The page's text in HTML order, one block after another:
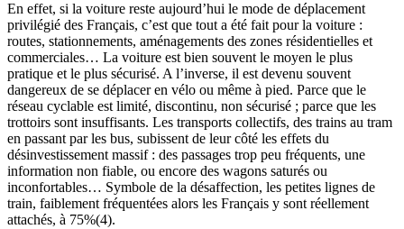
En effet, si la voiture reste aujourd’hui le mode de déplacement
privilégié des Français, c’est que tout a été fait pour la voiture :
routes, stationnements, aménagements des zones résidentielles et
commerciales… La voiture est bien souvent le moyen le plus
pratique et le plus sécurisé. A l’inverse, il est devenu souvent
dangereux de se déplacer en vélo ou même à pied. Parce que le
réseau cyclable est limité, discontinu, non sécurisé ; parce que les
trottoirs sont insuffisants. Les transports collectifs, des trains au tram
en passant par les bus, subissent de leur côté les effets du
désinvestissement massif : des passages trop peu fréquents, une
information non fiable, ou encore des wagons saturés ou
inconfortables… Symbole de la désaffection, les petites lignes de
train, faiblement fréquentées alors les Français y sont réellement
attachés, à 75%(4).